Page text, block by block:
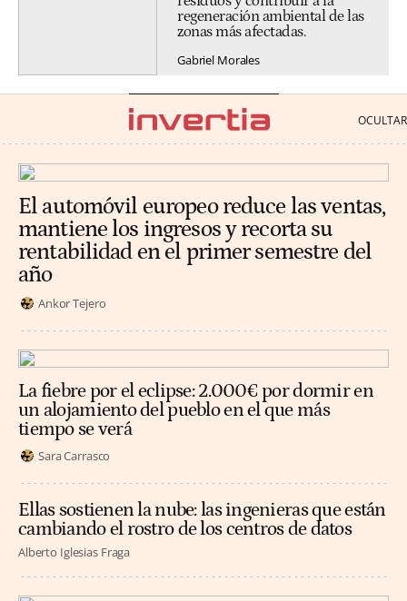
regeneración ambiental de las
zonas más afectadas.
Gabriel Morales
El automóvil europeo reduce las ventas,
mantiene los ingresos y recorta su
rentabilidad en el primer semestre del
año
Ankor Tejero
La fiebre por el eclipse: 2.000€ por dormir en
un alojamiento del pueblo en el que más
tiempo se verá
Sara Carrasco
Ellas sostienen la nube: las ingenieras que están
cambiando el rostro de los centros de datos
Alberto Iglesias Fraga